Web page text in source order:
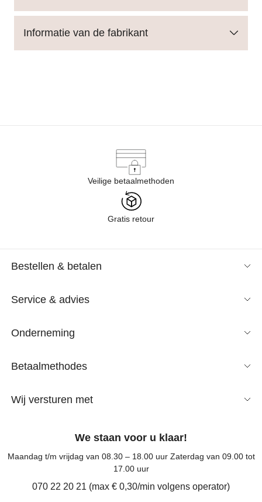
Informatie van de fabrikant
Veilige betaalmethoden
Gratis retour
Bestellen & betalen
Service & advies
Onderneming
Betaalmethodes
Wij versturen met
We staan voor u klaar!
Maandag t/m vrijdag van 08.30 – 18.00 uur Zaterdag van 09.00 tot
17.00 uur
070 22 20 21 (max € 0,30/min volgens operator)